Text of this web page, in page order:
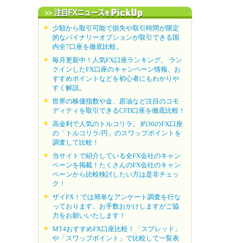
少額から取引可能で損失や取引時間が限定
的なバイナリーオプションが取引できる国
内全7口座を徹底比較。
毎月更新中！人気FX口座ランキング。 ラン
クインしたFX口座のキャンペーン情報、お
すすめポイントなどを初心者にもわかりや
すく解説。
世界の株価指数や金、原油など注目のコモ
ディティを取引できるCFD口座を徹底比較！
高金利で人気のトルコリラ。 約30のFX口座
の「トルコリラ/円」のスワップポイントを
調査して比較！
当サイトで紹介している全FX会社のキャン
ペーンを掲載！たくさんのFX会社のキャン
ペーンから比較検討したい方は是非チェッ
ク！
ザイFX！では簡単なアンケート調査を行な
っております。お手数おかけしますがご協
力をお願いいたします！
MT4おすすめFX口座比較！「スプレッド」
や「スワップポイント」で比較して一覧表